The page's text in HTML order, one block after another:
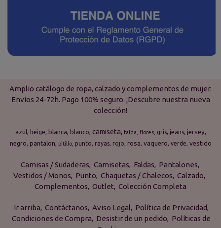
Amplio catálogo de ropa, calzado y complementos de mujer.
Envíos 24-72h. Pago 100% seguro. ¡Descubre nuestra nueva
colección!
azul beige blanca blanco camiseta falda flores gris jeans jersey
negro pantalon pitillo punto rayas rojo rosa vaquero verde vestido
Camisas / Sudaderas Camisetas Faldas
Pantalones
Vestidos / Monos
Punto Chaquetas / Chalecos Calzado
Complementos Outlet Colección Completa
Ir arriba Contáctanos Aviso Legal
Política de Privacidad
Condiciones de Compra
Desistir de un pedido
Políticas de